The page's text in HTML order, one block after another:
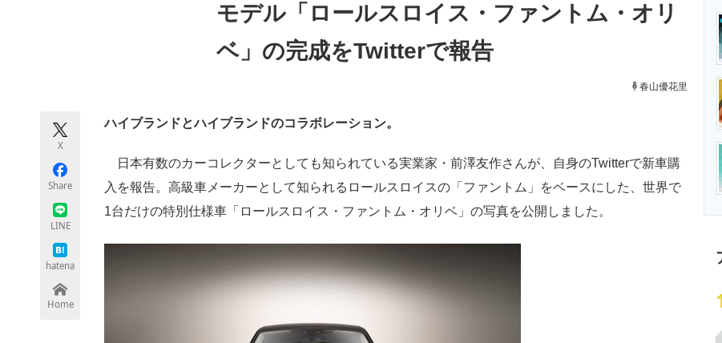
モノづくり技術者専門サイト エレクトロニクス専門サイト エネルギーの専
ちょっと気になるネットの話題
モデル「ロールスロイス・ファントム・オリ
ベ」の完成をTwitterで報告
春山優花里
X
Share
LINE
hatena
Home
ハイブランドとハイブランドのコラボレーション。
日本有数のカーコレクターとしても知られている実業家・前澤友作さんが、自身のTwitterで新車購
入を報告。高級車メーカーとして知られるロールスロイスの「ファントム」をベースにした、世界で
1台だけの特別仕様車「ロールスロイス・ファントム・オリベ」の写真を公開しました。